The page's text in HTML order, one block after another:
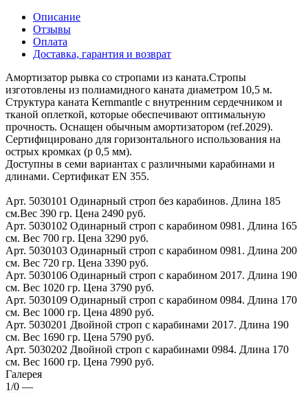
Описание
Отзывы
Оплата
Доставка, гарантия и возврат
Амортизатор рывка со стропами из каната.Стропы
изготовлены из полиамидного каната диаметром 10,5 м.
Структура каната Kernmantle с внутренним сердечником и
тканой оплеткой, которые обеспечивают оптимальную
прочность. Оснащен обычным амортизатором (ref.2029).
Сертифицировано для горизонтального использования на
острых кромках (р 0,5 мм).
Доступны в семи вариантах с различными карабинами и
длинами. Сертификат EN 355.
Арт. 5030101 Одинарный строп без карабинов. Длина 185
см.Вес 390 гр. Цена 2490 руб.
Арт. 5030102 Одинарный строп с карабином 0981. Длина 165
см. Вес 700 гр. Цена 3290 руб.
Арт. 5030103 Одинарный строп с карабином 0981. Длина 200
см. Вес 720 гр. Цена 3390 руб.
Арт. 5030106 Одинарный строп с карабином 2017. Длина 190
см. Вес 1020 гр. Цена 3790 руб.
Арт. 5030109 Одинарный строп с карабином 0984. Длина 170
см. Вес 1000 гр. Цена 4890 руб.
Арт. 5030201 Двойной строп с карабинами 2017. Длина 190
см. Вес 1690 гр. Цена 5790 руб.
Арт. 5030202 Двойной строп с карабинами 0984. Длина 170
см. Вес 1600 гр. Цена 7990 руб.
Галерея
1/0 —